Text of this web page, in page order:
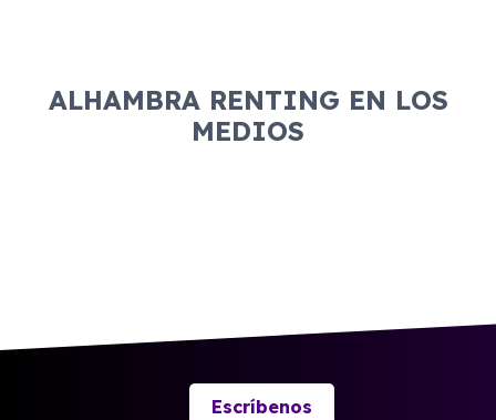
ALHAMBRA RENTING EN LOS
MEDIOS
Escríbenos